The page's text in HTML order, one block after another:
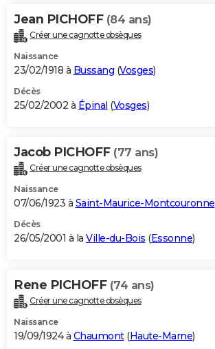
Jean PICHOFF (84 ans)
Créer une cagnotte obsèques
Naissance
23/02/1918 à Bussang (Vosges)
Décès
25/02/2002 à Épinal (Vosges)
Jacob PICHOFF (77 ans)
Créer une cagnotte obsèques
Naissance
07/06/1923 à Saint-Maurice-Montcouronne
Décès
26/05/2001 à la Ville-du-Bois (Essonne)
Rene PICHOFF (74 ans)
Créer une cagnotte obsèques
Naissance
19/09/1924 à Chaumont(Haute-Marne)